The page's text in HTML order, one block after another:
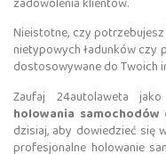
Nieistotne, czy
nietypowych ładunków czy
dostosowywane do Twoich
Zaufaj 24autolaweta
holowania samochodów
dzisiaj, aby dowiedzieć się
profesjonalne holowanie